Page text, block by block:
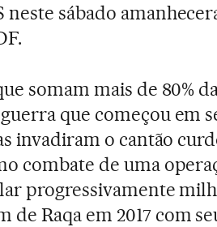
sábado
somam mais de 80%
que começou em
invadiram o cantão
combate de uma
progressivamente
de Raqa em 2017 com